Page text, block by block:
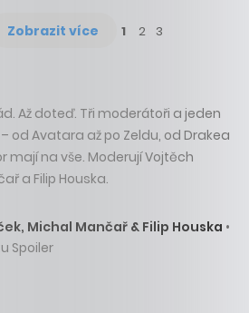
Zobrazit více 1 2 3
Až doteď. Tři moderátoři a jeden
od Avatara až po Zeldu, od Drakea
mají na vše. Moderují Vojtěch
a Filip Houska.
Michal Mančař & Filip Houska •
Spoiler